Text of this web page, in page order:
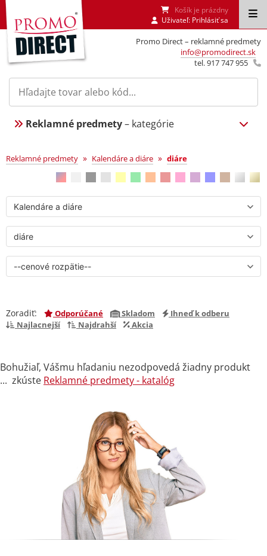
Promo Direct – reklamné predmety
info@promodirect.sk
tel. 917 747 955
Košík je prázdny
Uživateľ: Prihlásiť sa
Reklamné predmety– kategórie
diáre
Reklamné predmety » Kalendáre a diáre » diáre
Zoradiť: Odporúčané Skladom
Ihneď k odberu
Najlacnejší
Najdrahší Akcia
Bohužiaľ, Vášmu hľadaniu nezodpovedá žiadny produkt
... zkúste Reklamné predmety - katalóg